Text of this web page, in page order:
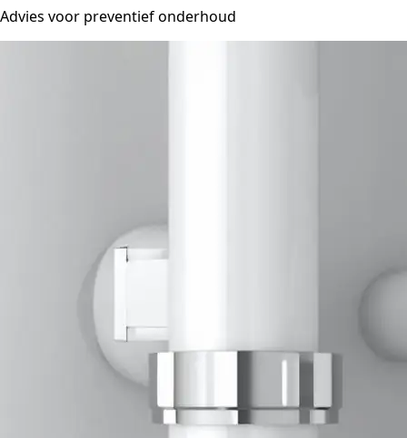
Advies voor preventief onderhoud